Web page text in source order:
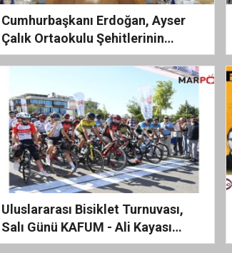
Cumhurbaşkanı Erdoğan, Ayser
Çalık Ortaokulu Şehitlerinin
Aileleriyle Bir A...
Uluslararası Bisiklet Turnuvası,
Salı Günü KAFUM - Ali Kayası
Etabıyla Başl...